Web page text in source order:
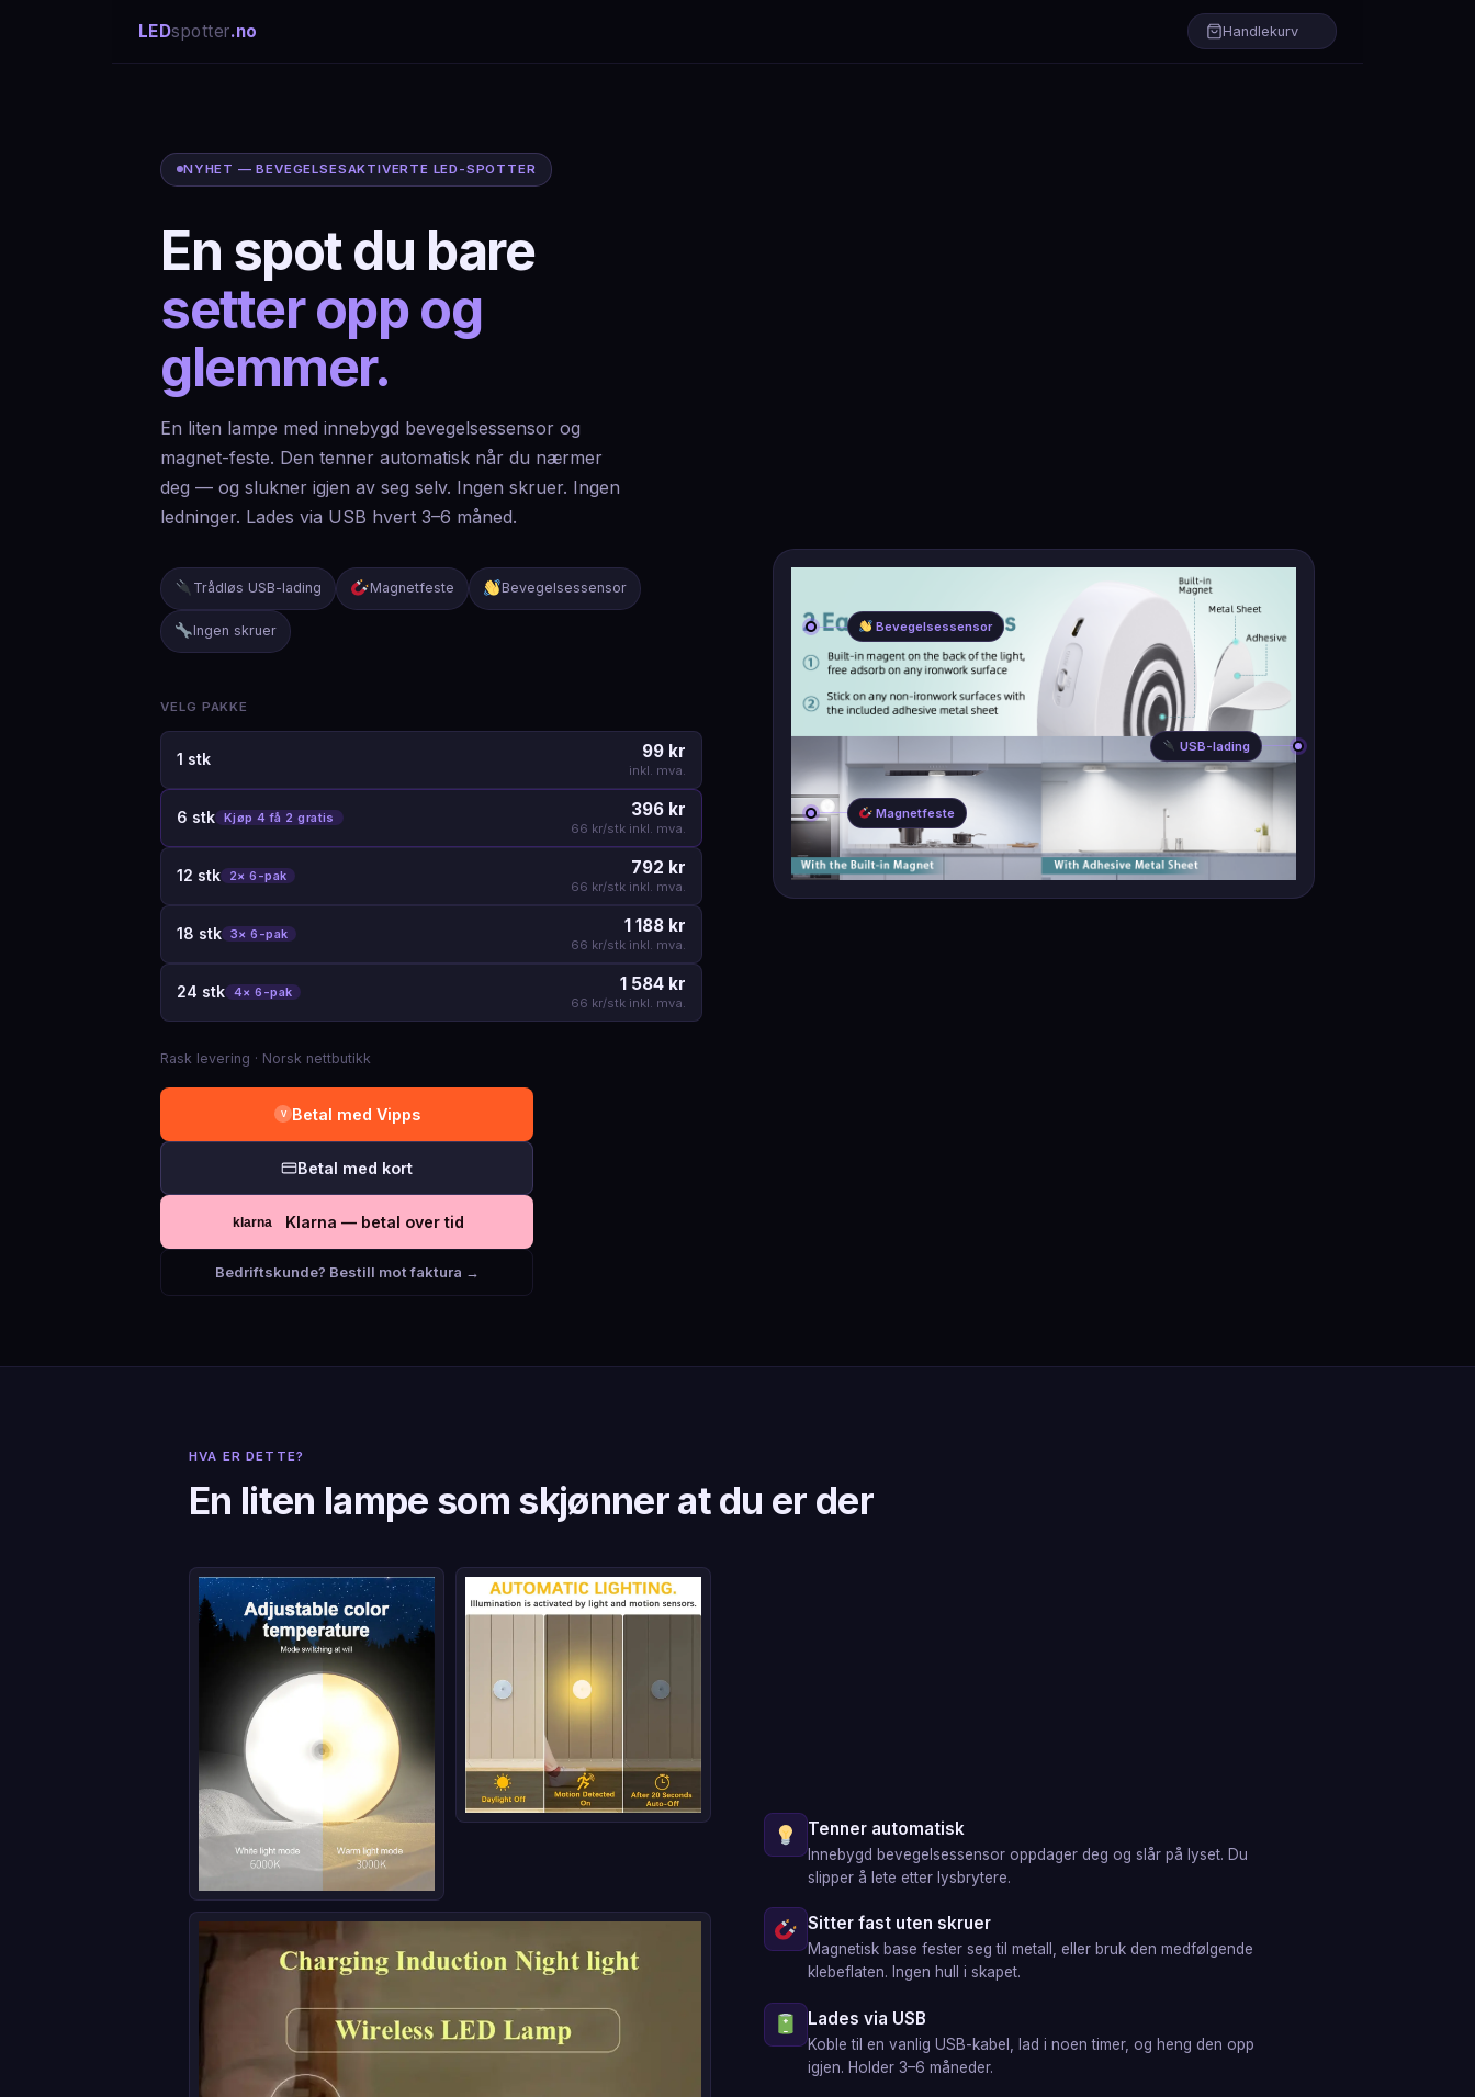
LEDspotter.no Handlekurv
NYHET — BEVEGELSESAKTIVERTE LED-SPOTTER
En spot du bare
setter opp og
glemmer.
En liten lampe med innebygd bevegelsessensor og
magnet-feste. Den tenner automatisk når du nærmer
deg — og slukner igjen av seg selv. Ingen skruer. Ingen
ledninger. Lades via USB hvert 3–6 måned.
Trådløs USB-lading Magnetfeste Bevegelsessensor
Ingen skruer
VELG PAKKE
1 stk 99 kr
inkl. mva.
6 stk Kjøp 4 få 2 gratis 396 kr
66 kr/stk inkl. mva.
12 stk 2× 6-pak 792 kr
66 kr/stk inkl. mva.
18 stk 3× 6-pak 1 188 kr
66 kr/stk inkl. mva.
24 stk 4× 6-pak 1 584 kr
66 kr/stk inkl. mva.
Rask levering · Norsk nettbutikk
V Betal med Vipps
Betal med kort
klarna Klarna — betal over tid
Bedriftskunde? Bestill mot faktura →
Bevegelsessensor
USB-lading
Magnetfeste
HVA ER DETTE?
En liten lampe som skjønner at du er der
Tenner automatisk
Innebygd bevegelsessensor oppdager deg og slår på lyset. Du
slipper å lete etter lysbrytere.
Sitter fast uten skruer
Magnetisk base fester seg til metall, eller bruk den medfølgende
klebeflaten. Ingen hull i skapet.
Lades via USB
Koble til en vanlig USB-kabel, lad i noen timer, og heng den opp
igjen. Holder 3–6 måneder.